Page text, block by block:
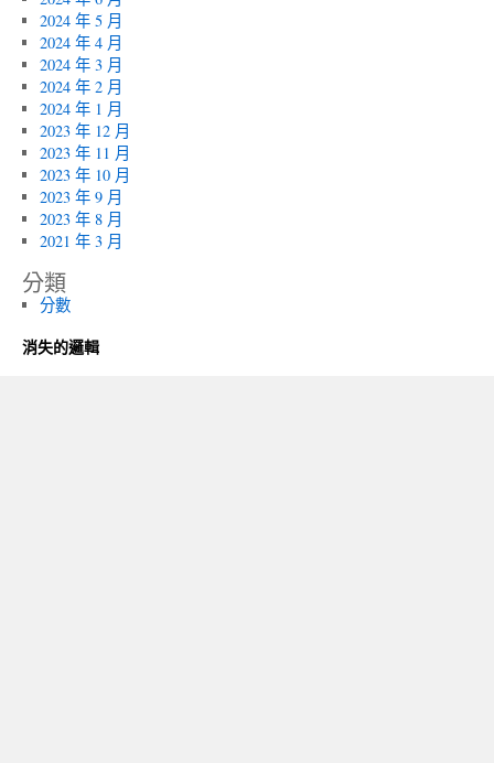
2024 年 5 月
2024 年 4 月
2024 年 3 月
2024 年 2 月
2024 年 1 月
2023 年 12 月
2023 年 11 月
2023 年 10 月
2023 年 9 月
2023 年 8 月
2021 年 3 月
分類
分數
消失的邏輯